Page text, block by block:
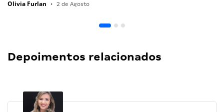
Olivia Furlan • 2 de Agosto
Depoimentos relacionados